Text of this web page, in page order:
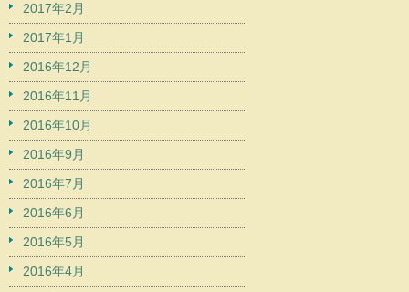
2017年2月
2017年1月
2016年12月
2016年11月
2016年10月
2016年9月
2016年7月
2016年6月
2016年5月
2016年4月